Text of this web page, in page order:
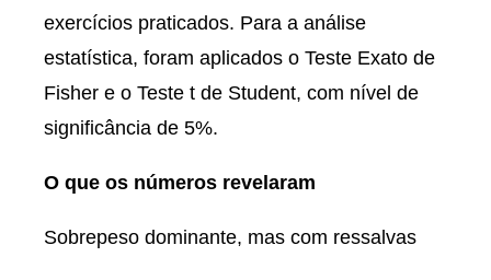
exercícios praticados. Para a análise
estatística, foram aplicados o Teste Exato de
Fisher e o Teste t de Student, com nível de
significância de 5%.
O que os números revelaram
Sobrepeso dominante, mas com ressalvas